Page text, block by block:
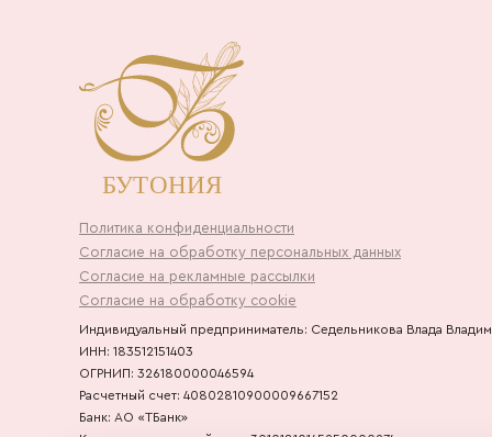
Политика конфиденциальности
Согласие на обработку персональных данных
Согласие на рекламные рассылки
Согласие на обработку cookie
Индивидуальный предприниматель: Седельникова Влада
ИНН: 183512151403
ОГРНИП: 326180000046594
Расчетный счет: 40802810900009667152
Банк: АО «ТБанк»